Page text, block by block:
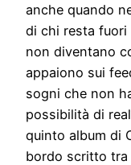
anche quando
di chi resta fuori
non diventano
appaiono sui
sogni che non
possibilità di
quinto album di
bordo scritto